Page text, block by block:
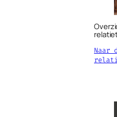
Naar